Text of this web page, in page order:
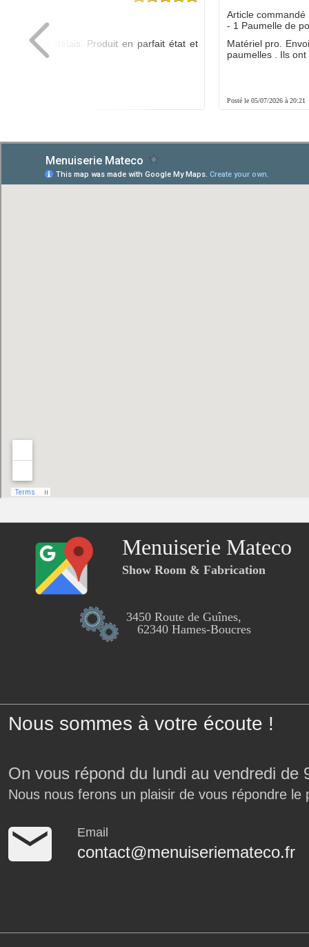
dans les délais. Produit en parfait état et
Posté le 05/07/2026 à 20:21
Article commandé
- 1 Paumelle de
Matériel pro.
paumelles . Ils ont
Menuiserie Mateco
Show Room & Fabrication
3450 Route de Guînes,
62340 Hames-Boucres
Nous sommes à votre écoute !
On vous répond du lundi au vendredi
Nous nous ferons un plaisir de vous répondre le
Email
contact@menuiseriemateco.fr